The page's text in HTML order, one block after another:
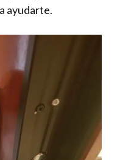
ayudarte.